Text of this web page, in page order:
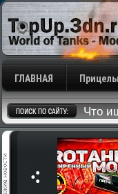
ГЛАВНАЯ Прицелы